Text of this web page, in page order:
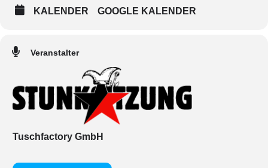
KALENDER GOOGLE KALENDER
Veranstalter
Tuschfactory GmbH